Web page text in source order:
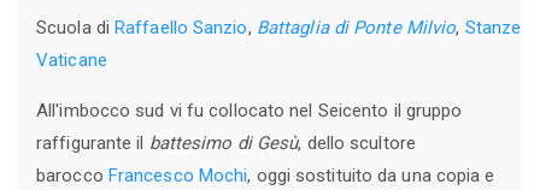
Scuola di Raffaello Sanzio, Battaglia di Ponte Milvio, Stanze
Vaticane
All'imbocco sud vi fu collocato nel Seicento il gruppo
raffigurante il battesimo di Gesù, dello scultore
barocco Francesco Mochi, oggi sostituito da una copia e